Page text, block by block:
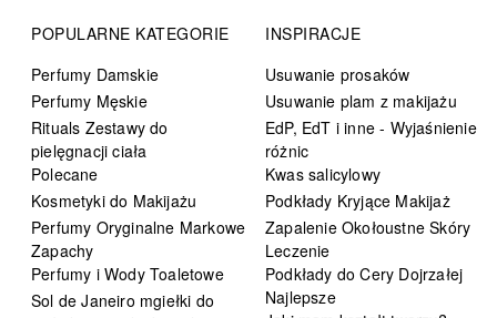
POPULARNE KATEGORIE
Perfumy Damskie
Perfumy Męskie
Rituals Zestawy do
pielęgnacji ciała
Polecane
Kosmetyki do Makijażu
Perfumy Oryginalne Markowe
Zapachy
Perfumy i Wody Toaletowe
Sol de Janeiro mgiełki do
INSPIRACJE
Usuwanie prosaków
Usuwanie plam z makijażu
EdP, EdT i inne - Wyjaśnienie
różnic
Kwas salicylowy
Podkłady Kryjące Makijaż
Zapalenie Okołoustne Skóry
Leczenie
Podkłady do Cery Dojrzałej
Najlepsze